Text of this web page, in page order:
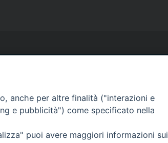
anche per altre finalità ("interazioni e
e pubblicità") come specificato nella
puoi avere maggiori informazioni sui